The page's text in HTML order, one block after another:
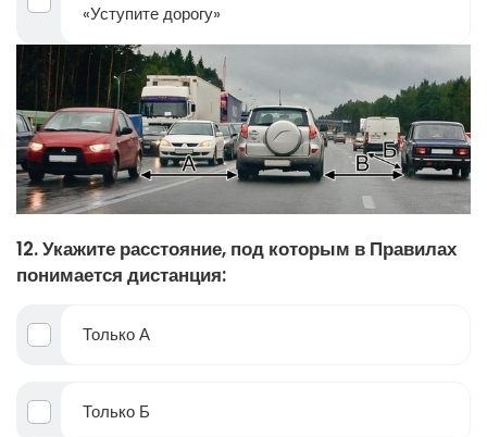
«Уступите дорогу»
12. Укажите расстояние, под которым в Правилах
понимается дистанция:
Только А
Только Б